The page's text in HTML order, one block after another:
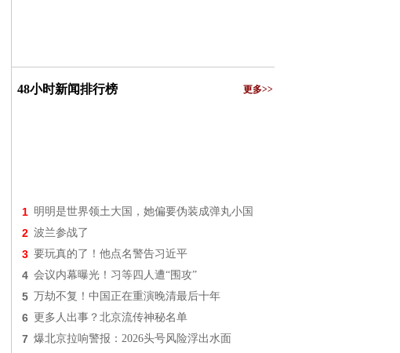
48小时新闻排行榜 更多>>
1 明明是世界领土大国，她偏要伪装成弹丸小国
2 波兰参战了
3 要玩真的了！他点名警告习近平
4 会议内幕曝光！习等四人遭“围攻”
5 万劫不复！中国正在重演晚清最后十年
6 更多人出事？北京流传神秘名单
7 爆北京拉响警报：2026头号风险浮出水面